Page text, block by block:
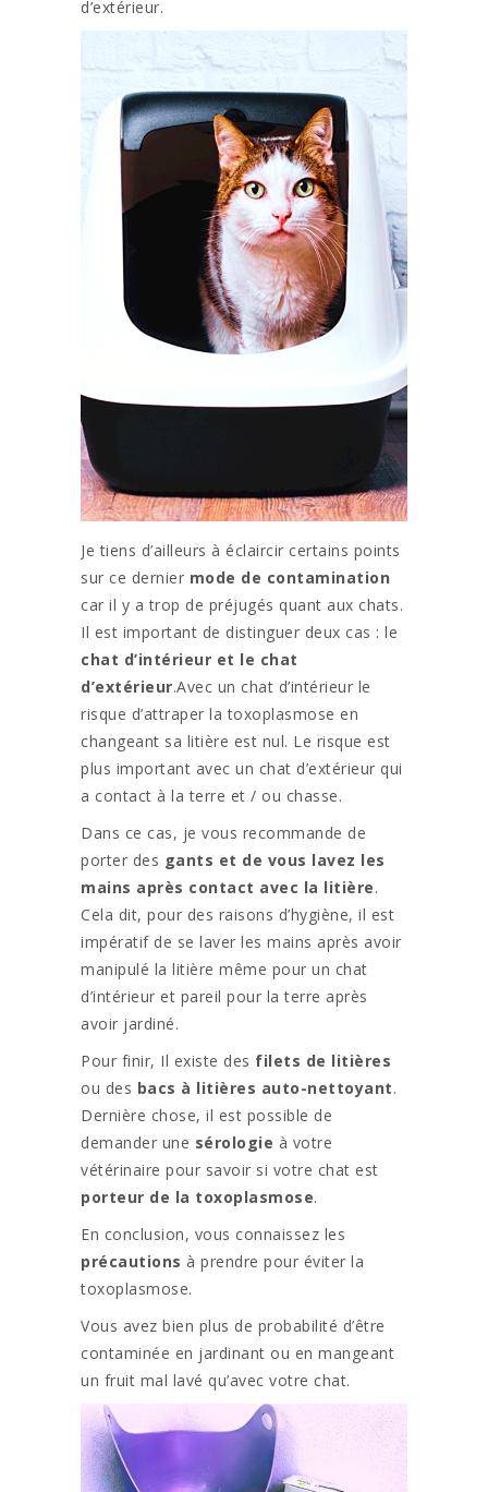
d’extérieur.
Je tiens d’ailleurs à éclaircir certains points
sur ce dernier mode de contamination
car il y a trop de préjugés quant aux chats.
Il est important de distinguer deux cas : le
chat d’intérieur et le chat
d’extérieur.Avec un chat d’intérieur le
risque d’attraper la toxoplasmose en
changeant sa litière est nul. Le risque est
plus important avec un chat d’extérieur qui
a contact à la terre et / ou chasse.
Dans ce cas, je vous recommande de
porter des gants et de vous lavez les
mains après contact avec la litière.
Cela dit, pour des raisons d’hygiène, il est
impératif de se laver les mains après avoir
manipulé la litière même pour un chat
d’intérieur et pareil pour la terre après
avoir jardiné.
Pour finir, Il existe des filets de litières
ou des bacs à litières auto-nettoyant.
Dernière chose, il est possible de
demander une sérologie à votre
vétérinaire pour savoir si votre chat est
porteur de la toxoplasmose.
En conclusion, vous connaissez les
précautions à prendre pour éviter la
toxoplasmose.
Vous avez bien plus de probabilité d’être
contaminée en jardinant ou en mangeant
un fruit mal lavé qu’avec votre chat.